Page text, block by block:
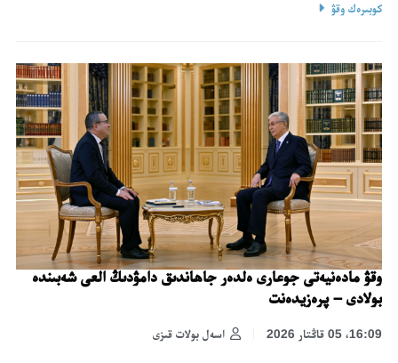
كوبىرەك وقۋ
وقۋ مادەنيەتى جوعارى ەلدەر جاھاندىق دامۋدىڭ العى شەبىندە
بولادى – پرەزيدەنت
اسەل بولات قىزى 16:09، 05 قاڭتار 2026